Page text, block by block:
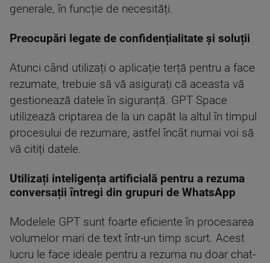
generale, în funcție de necesități.
Preocupări legate de confidențialitate și soluții
Atunci când utilizați o aplicație terță pentru a face
rezumate, trebuie să vă asigurați că aceasta vă
gestionează datele în siguranță. GPT Space
utilizează criptarea de la un capăt la altul în timpul
procesului de rezumare, astfel încât numai voi să
vă citiți datele.
Utilizați inteligența artificială pentru a rezuma
conversații întregi din grupuri de WhatsApp
Modelele GPT sunt foarte eficiente în procesarea
volumelor mari de text într-un timp scurt. Acest
lucru le face ideale pentru a rezuma nu doar chat-